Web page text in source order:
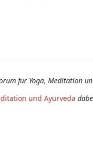
für Yoga, Meditation
und Ayurveda